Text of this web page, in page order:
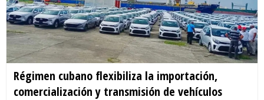
Régimen cubano flexibiliza la importación,
comercialización y transmisión de vehículos